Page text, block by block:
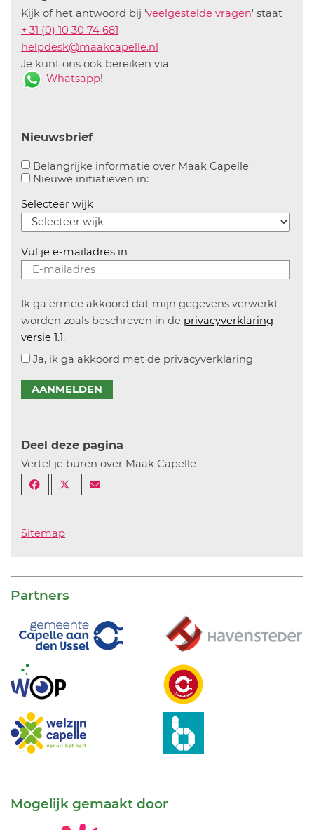
Kijk of het antwoord bij 'veelgestelde vragen' staat
+ 31 (0) 10 30 74 681
helpdesk@maakcapelle.nl
Je kunt ons ook bereiken via
Whatsapp!
Nieuwsbrief
Belangrijke informatie over Maak CapelleAanvinken
Nieuwe initiatieven in:Aanvinken om informatie over
Selecteer wijk
Vul je e-mailadres in
Ik ga ermee akkoord dat mijn gegevens verwerkt
worden zoals beschreven in de privacyverklaring
versie 1.1.
Ja, ik ga akkoord met de privacyverklaring
AANMELDEN
Deel deze pagina
Vertel je buren over Maak Capelle
Sitemap
Partners
Mogelijk gemaakt door